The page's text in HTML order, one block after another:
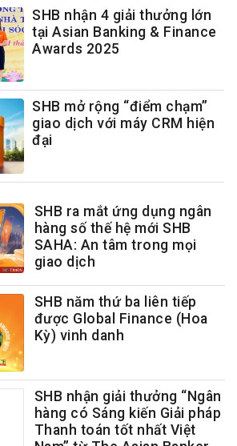
SHB nhận 4 giải thưởng lớn
tại Asian Banking & Finance
Awards 2025
SHB mở rộng “điểm chạm”
giao dịch với máy CRM hiện
đại
SHB ra mắt ứng dụng ngân
hàng số thế hệ mới SHB
SAHA: An tâm trong mọi
giao dịch
SHB năm thứ ba liên tiếp
được Global Finance (Hoa
Kỳ) vinh danh
SHB nhận giải thưởng “Ngân
hàng có Sáng kiến Giải pháp
Thanh toán tốt nhất Việt